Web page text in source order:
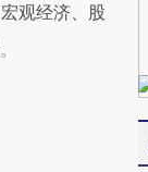
观经济、股